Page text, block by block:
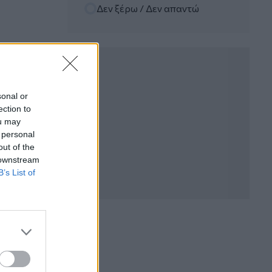
or
to
may
of the
List of
Forum: Ένα στα πέντε καινοτόμα
φάρμακα φτάνει τελικά στην Ελλάδα
Δεν ξέρω / Δεν απαντώ